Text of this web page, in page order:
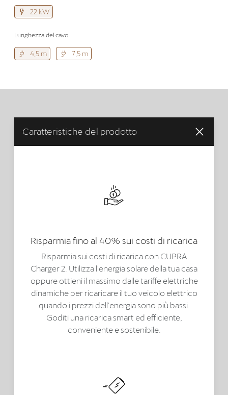
22 kW
Lunghezza del cavo
4,5 m 7,5 m
Caratteristiche del prodotto
Risparmia fino al 40% sui costi di ricarica
Risparmia sui costi di ricarica con CUPRA
Charger 2. Utilizza l'energia solare della tua casa
oppure ottieni il massimo dalle tariffe elettriche
dinamiche per ricaricare il tuo veicolo elettrico
quando i prezzi dell'energia sono più bassi.
Goditi una ricarica smart ed efficiente,
conveniente e sostenibile.